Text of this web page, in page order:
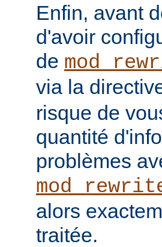
Enfin, avant
d'avoir
de
via la
risque de
quantité
problèmes
alors
traitée.